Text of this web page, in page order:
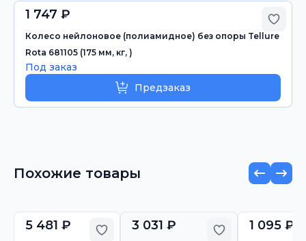
1 747 ₽
Колесо нейлоновое (полиамидное) без опоры Tellure
Rota 681105 (175 мм, кг, )
Под заказ
Предзаказ
Похожие товары
Добавить в избранное
5 481 ₽ Добавить в
3 031 ₽ 1 095 ₽